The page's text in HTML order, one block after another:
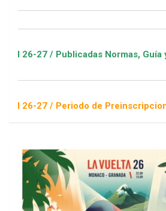
/ Publicadas Normas, Guía y
/ Periodo de Preinscripciones del